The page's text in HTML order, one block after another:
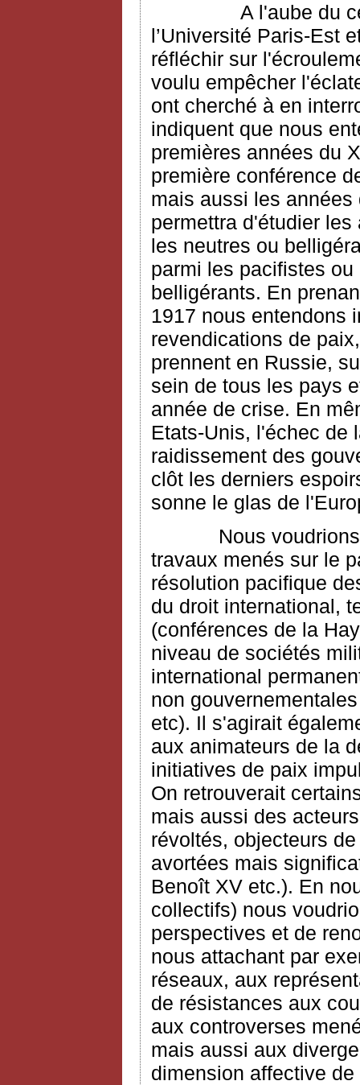
A l'aube du
l’Université Paris-Est
réfléchir sur
voulu empêcher
ont cherché à en
indiquent que nous
premières années du
première conférence
mais aussi les
permettra d'étudier
les neutres ou
parmi les pacifistes
belligérants. En
1917 nous entendons
revendications de
prennent en Russie,
sein de tous les pays
année de crise. En
Etats-Unis, l'échec de
raidissement des
clôt les derniers
sonne le glas de
Nous voudrions
travaux menés sur le
résolution pacifique
du droit international,
(conférences de la
niveau de sociétés
international
non
etc). Il s'agirait
aux animateurs de la
initiatives de paix
On retrouverait
mais aussi des
révoltés, objecteurs
avortées mais
Benoît XV etc.). En
collectifs) nous
perspectives et de
nous attachant par
réseaux, aux
de résistances aux
aux controverses
mais aussi aux
dimension affective